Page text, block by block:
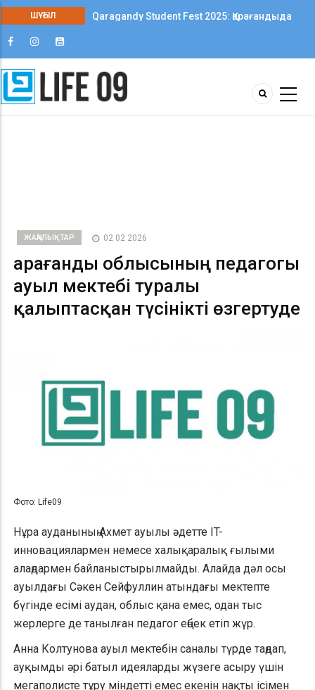
ШҰҒЫЛ
колледж студенттері арасында алғаш рет
ЖАҢАЛЫҚТАР 02 02 2026
Қарағанды облысының педагогы
ауыл мектебі туралы
қалыптасқан түсінікті өзгертуде
Фото: Life09
Нұра ауданының Ахмет ауылы әдетте IT-
инновациялармен немесе халықаралық ғылыми
алаңдармен байланыстырылмайды. Алайда дәл осы
ауылдағы Сәкен Сейфуллин атындағы мектепте
бүгінде есімі аудан, облыс қана емес, одан тыс
жерлерге де танылған педагог еңбек етіп жүр.
Анна Колтунова ауыл мектебін саналы түрде таңдап,
ауқымды әрі батыл идеяларды жүзеге асыру үшін
мегаполисте тұру міндетті емес екенін нақты ісімен